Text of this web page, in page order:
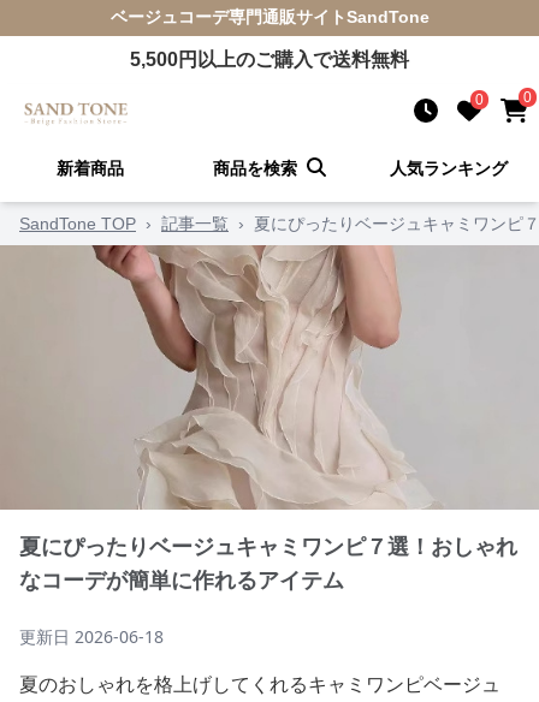
ベージュコーデ専門通販サイトSandTone
5,500円以上のご購入で送料無料
0 0
新着商品 商品を検索 人気ランキング
SandTone TOP › 記事一覧 › 夏にぴったりベージュキャミワンピ
夏にぴったりベージュキャミワンピ７選！おしゃれ
なコーデが簡単に作れるアイテム
更新日 2026-06-18
夏のおしゃれを格上げしてくれるキャミワンピベージュ